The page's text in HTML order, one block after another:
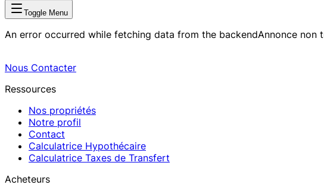
Toggle Menu
An error occurred while fetching data from the backendAnnonce non
Nous Contacter
Ressources
Nos propriétés
Notre profil
Contact
Calculatrice Hypothécaire
Calculatrice Taxes de Transfert
Acheteurs